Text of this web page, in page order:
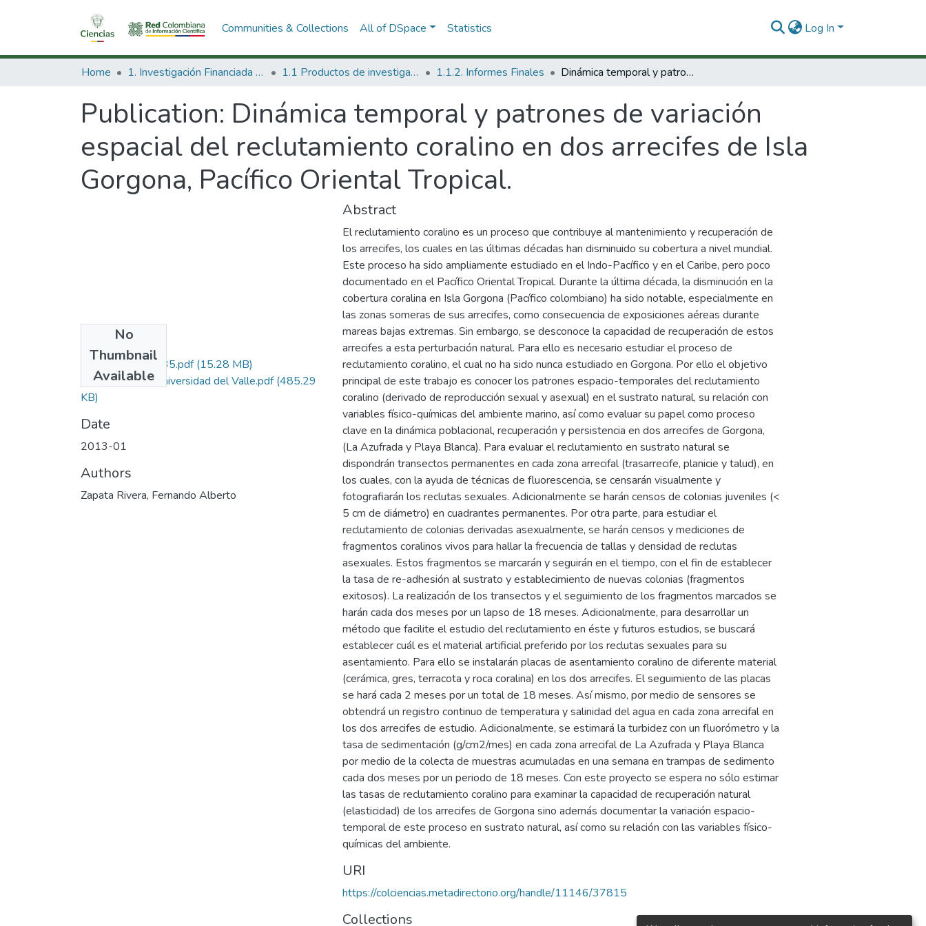
Communities & Collections All of DSpace Statistics Log In
Home 1. Investigación Financiada con Recursos Públicos 1.1 Productos de investigación 1.1.2. Informes Finales Dinámica temporal y patrones de variación espacial del reclutamiento coralino en dos arrecifes de Isla Gorgona, Pacífico Oriental Tropical.
Publication: Dinámica temporal y patrones de variación
espacial del reclutamiento coralino en dos arrecifes de Isla
Gorgona, Pacífico Oriental Tropical.
No
Thumbnail
Available
110648925135.pdf(15.28 MB)
Autorizacion Universidad del Valle.pdf(485.29
KB)
Date
2013-01
Authors
Zapata Rivera, Fernando Alberto
Abstract
El reclutamiento coralino es un proceso que contribuye al mantenimiento y recuperación de
los arrecifes, los cuales en las últimas décadas han disminuido su cobertura a nivel mundial.
Este proceso ha sido ampliamente estudiado en el Indo-Pacífico y en el Caribe, pero poco
documentado en el Pacífico Oriental Tropical. Durante la última década, la disminución en la
cobertura coralina en Isla Gorgona (Pacífico colombiano) ha sido notable, especialmente en
las zonas someras de sus arrecifes, como consecuencia de exposiciones aéreas durante
mareas bajas extremas. Sin embargo, se desconoce la capacidad de recuperación de estos
arrecifes a esta perturbación natural. Para ello es necesario estudiar el proceso de
reclutamiento coralino, el cual no ha sido nunca estudiado en Gorgona. Por ello el objetivo
principal de este trabajo es conocer los patrones espacio-temporales del reclutamiento
coralino (derivado de reproducción sexual y asexual) en el sustrato natural, su relación con
variables físico-químicas del ambiente marino, así como evaluar su papel como proceso
clave en la dinámica poblacional, recuperación y persistencia en dos arrecifes de Gorgona,
(La Azufrada y Playa Blanca). Para evaluar el reclutamiento en sustrato natural se
dispondrán transectos permanentes en cada zona arrecifal (trasarrecife, planicie y talud), en
los cuales, con la ayuda de técnicas de fluorescencia, se censarán visualmente y
fotografiarán los reclutas sexuales. Adicionalmente se harán censos de colonias juveniles (<
5 cm de diámetro) en cuadrantes permanentes. Por otra parte, para estudiar el
reclutamiento de colonias derivadas asexualmente, se harán censos y mediciones de
fragmentos coralinos vivos para hallar la frecuencia de tallas y densidad de reclutas
asexuales. Estos fragmentos se marcarán y seguirán en el tiempo, con el fin de establecer
la tasa de re-adhesión al sustrato y establecimiento de nuevas colonias (fragmentos
exitosos). La realización de los transectos y el seguimiento de los fragmentos marcados se
harán cada dos meses por un lapso de 18 meses. Adicionalmente, para desarrollar un
método que facilite el estudio del reclutamiento en éste y futuros estudios, se buscará
establecer cuál es el material artificial preferido por los reclutas sexuales para su
asentamiento. Para ello se instalarán placas de asentamiento coralino de diferente material
(cerámica, gres, terracota y roca coralina) en los dos arrecifes. El seguimiento de las placas
se hará cada 2 meses por un total de 18 meses. Así mismo, por medio de sensores se
obtendrá un registro continuo de temperatura y salinidad del agua en cada zona arrecifal en
los dos arrecifes de estudio. Adicionalmente, se estimará la turbidez con un fluorómetro y la
tasa de sedimentación (g/cm2/mes) en cada zona arrecifal de La Azufrada y Playa Blanca
por medio de la colecta de muestras acumuladas en una semana en trampas de sedimento
cada dos meses por un periodo de 18 meses. Con este proyecto se espera no sólo estimar
las tasas de reclutamiento coralino para examinar la capacidad de recuperación natural
(elasticidad) de los arrecifes de Gorgona sino además documentar la variación espacio-
temporal de este proceso en sustrato natural, así como su relación con las variables físico-
químicas del ambiente.
URI
https://colciencias.metadirectorio.org/handle/11146/37815
Collections